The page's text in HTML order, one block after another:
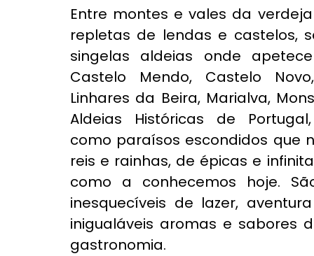
Entre montes e vales da
repletas de lendas e castelos,
singelas aldeias onde
Castelo Mendo, Castelo
Linhares da Beira, Marialva,
Aldeias Históricas de
como paraísos escondidos
reis e rainhas, de épicas e
como a conhecemos hoje.
inesquecíveis de lazer,
inigualáveis aromas e sabores
gastronomia.